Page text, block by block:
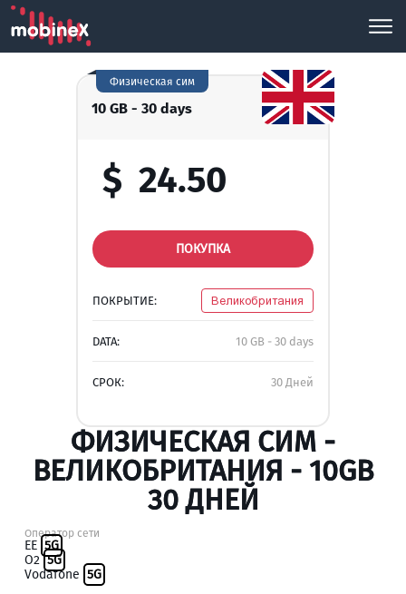
10 GB - 30 days
Физическая сим
$ 24.50
ПОКУПКА
ПОКРЫТИЕ: Великобритания
DATA: 10 GB - 30 days
СРОК: 30 Дней
ФИЗИЧЕСКАЯ СИМ -
ВЕЛИКОБРИТАНИЯ - 10GB
30 ДНЕЙ
Оператор сети
EE 5G
O2 5G
Vodafone 5G